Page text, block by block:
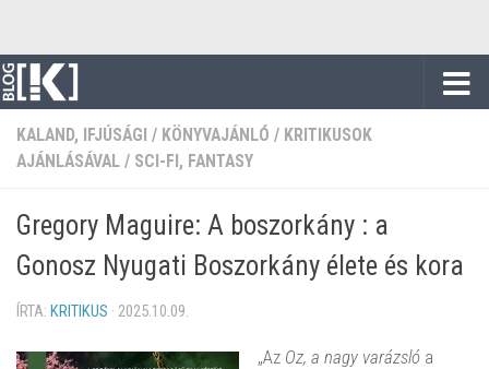
KALAND, IFJÚSÁGI / KÖNYVAJÁNLÓ / KRITIKUSOK
AJÁNLÁSÁVAL / SCI-FI, FANTASY
Gregory Maguire: A boszorkány : a
Gonosz Nyugati Boszorkány élete és kora
ÍRTA: KRITIKUS · 2025.10.09.
„Az Oz, a nagy varázsló a